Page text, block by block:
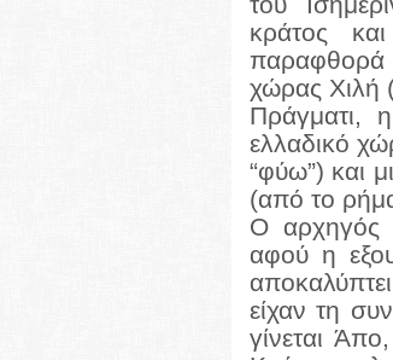
κράτος
παραφθορά
χώρας Χιλή
Πράγματι,
ελλαδικό
“φύω”) και
(από το
Ο αρχηγός
αφού η
είχαν τη
γίνεται